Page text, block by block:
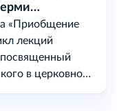
«Приобщение
лекций
посвященный
в церковном